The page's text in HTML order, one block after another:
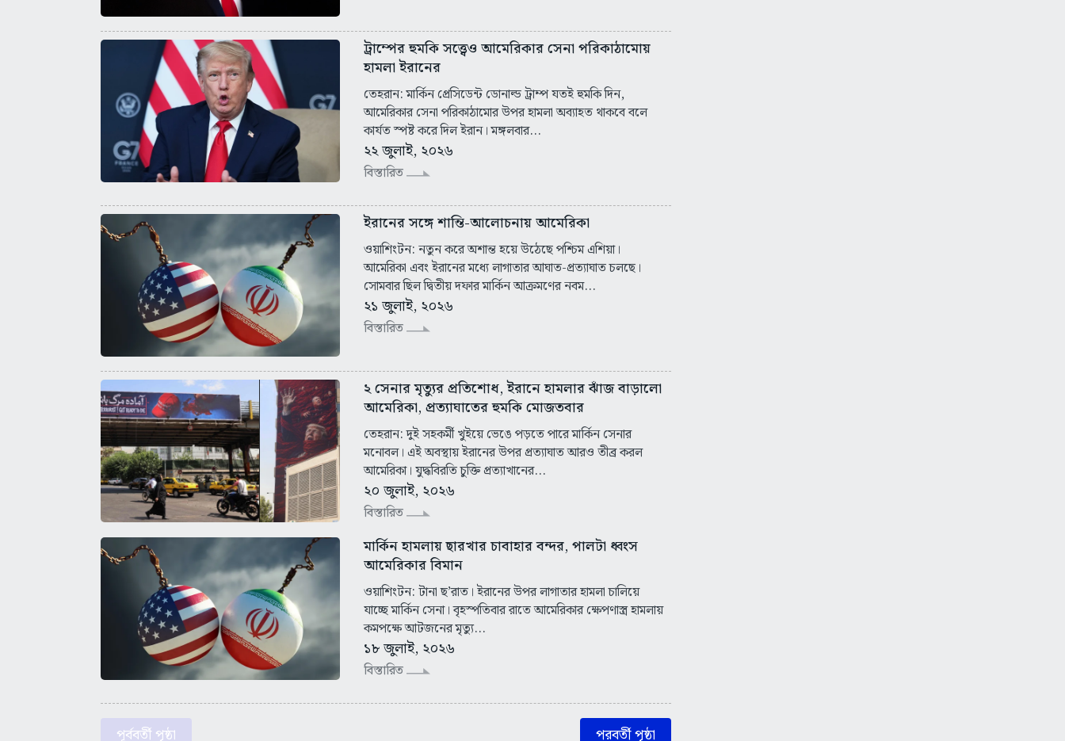
ট্রাম্পের হুমকি সত্ত্বেও আমেরিকার সেনা পরিকাঠামোয়
হামলা ইরানের
তেহরান: মার্কিন প্রেসিডেন্ট ডোনাল্ড ট্রাম্প যতই হুমকি দিন,
আমেরিকার সেনা পরিকাঠামোর উপর হামলা অব্যাহত থাকবে বলে
কার্যত স্পষ্ট করে দিল ইরান। মঙ্গলবার...
২২ জুলাই, ২০২৬
বিস্তারিত
ইরানের সঙ্গে শান্তি-আলোচনায় আমেরিকা
ওয়াশিংটন: নতুন করে অশান্ত হয়ে উঠেছে পশ্চিম এশিয়া।
আমেরিকা এবং ইরানের মধ্যে লাগাতার আঘাত-প্রত্যাঘাত চলছে।
সোমবার ছিল দ্বিতীয় দফার মার্কিন আক্রমণের নবম...
২১ জুলাই, ২০২৬
বিস্তারিত
২ সেনার মৃত্যুর প্রতিশোধ, ইরানে হামলার ঝাঁজ বাড়ালো
আমেরিকা, প্রত্যাঘাতের হুমকি মোজতবার
তেহরান: দুই সহকর্মী খুইয়ে ভেঙে পড়তে পারে মার্কিন সেনার
মনোবল। এই অবস্থায় ইরানের উপর প্রত্যাঘাত আরও তীব্র করল
আমেরিকা। যুদ্ধবিরতি চুক্তি প্রত্যাখানের...
২০ জুলাই, ২০২৬
বিস্তারিত
মার্কিন হামলায় ছারখার চাবাহার বন্দর, পালটা ধ্বংস
আমেরিকার বিমান
ওয়াশিংটন: টানা ছ’রাত। ইরানের উপর লাগাতার হামলা চালিয়ে
যাচ্ছে মার্কিন সেনা। বৃহস্পতিবার রাতে আমেরিকার ক্ষেপণাস্ত্র হামলায়
কমপক্ষে আটজনের মৃত্যু...
১৮ জুলাই, ২০২৬
বিস্তারিত
পূর্ববর্তী পৃষ্ঠা পরবর্তী পৃষ্ঠা